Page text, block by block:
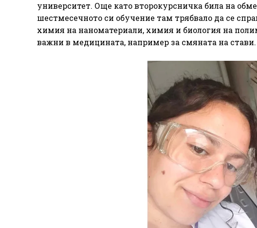
университет. Още като второкурсничка била на
шестмесечното си обучение там трябвало да се
химия на наноматериали, химия и биология на
важни в медицината, например за смяната на стави.